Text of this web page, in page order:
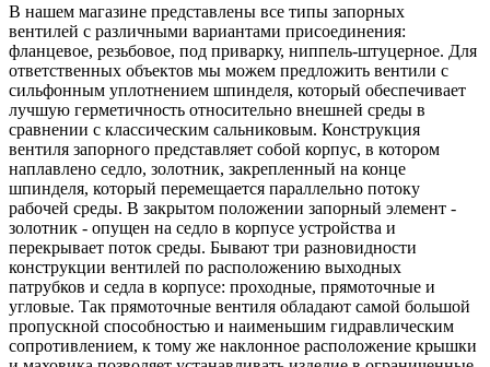
В нашем магазине представлены все типы запорных
вентилей с различными вариантами присоединения:
фланцевое, резьбовое, под приварку, ниппель-штуцерное. Для
ответственных объектов мы можем предложить вентили с
сильфонным уплотнением шпинделя, который обеспечивает
лучшую герметичность относительно внешней среды в
сравнении с классическим сальниковым. Конструкция
вентиля запорного представляет собой корпус, в котором
наплавлено седло, золотник, закрепленный на конце
шпинделя, который перемещается параллельно потоку
рабочей среды. В закрытом положении запорный элемент -
золотник - опущен на седло в корпусе устройства и
перекрывает поток среды. Бывают три разновидности
конструкции вентилей по расположению выходных
патрубков и седла в корпусе: проходные, прямоточные и
угловые. Так прямоточные вентиля обладают самой большой
пропускной способностью и наименьшим гидравлическим
сопротивлением, к тому же наклонное расположение крышки